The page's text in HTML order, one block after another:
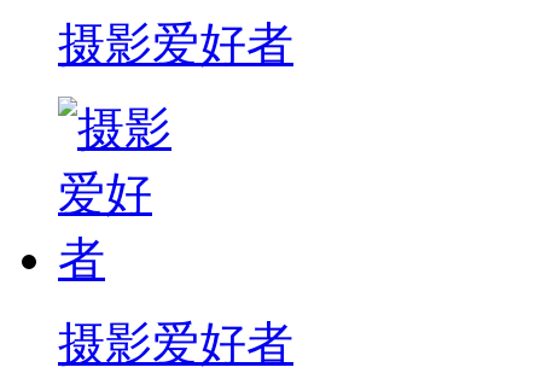
摄影爱好者
摄影爱好者